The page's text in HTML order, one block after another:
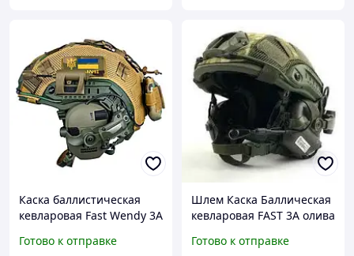
Каска баллистическая
кевларовая Fast Wendy 3A
койот олива
Готово к отправке
Шлем Каска Баллическая
кевларовая FAST 3А олива
Готово к отправке